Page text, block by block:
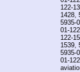
122-
1428,
5935-
01-
122-
1539,
5935-
01-